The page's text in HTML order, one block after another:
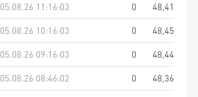
05.08.26 11:16:03
0
48,41
05.08.26 10:16:03
0
48,45
05.08.26 09:16:03
0
48,44
05.08.26 08:46:02
0
48,36